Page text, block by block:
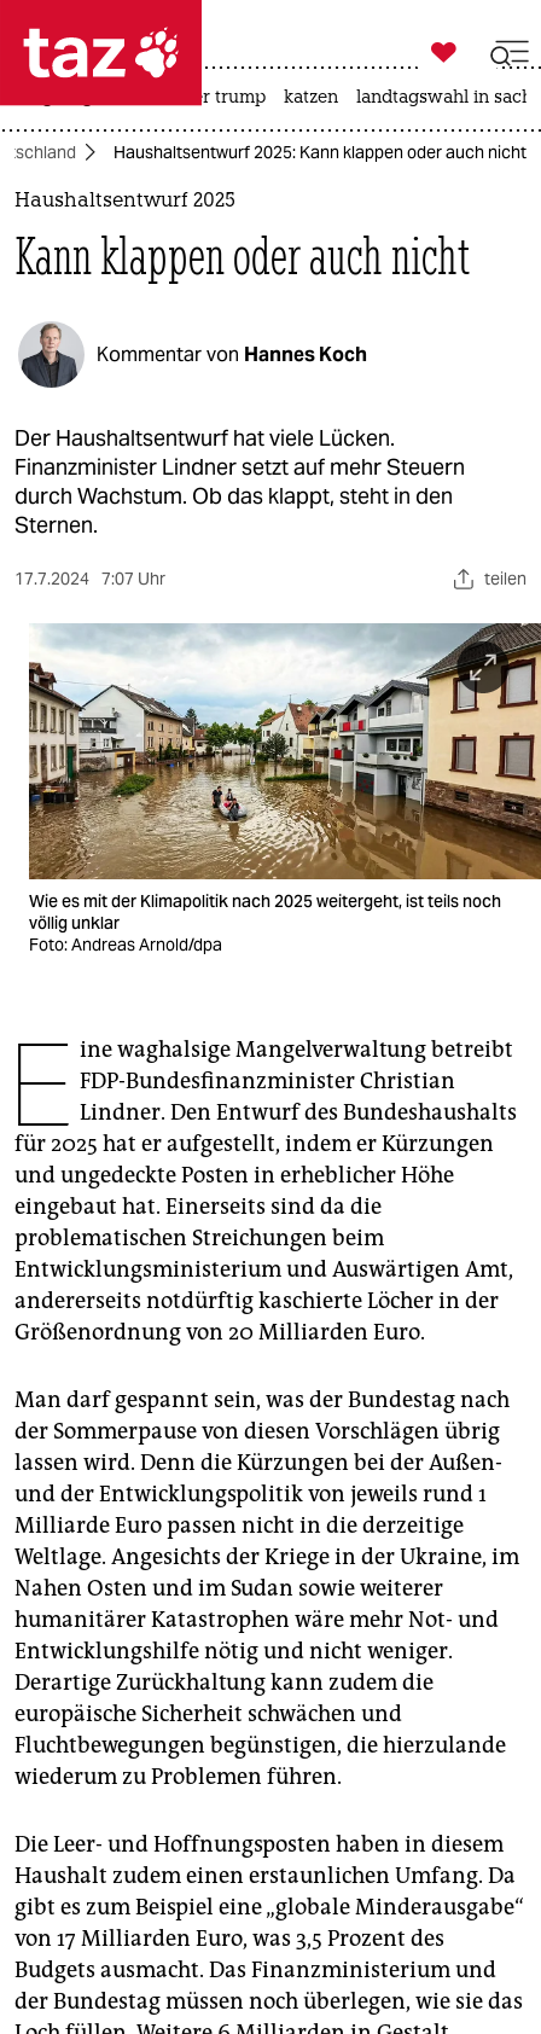
 taz zahl ich
taz zahl ich
politik
öko
gesellschaft
kultur
sport
wahrheit
verlag
verlag
veranstaltungen
shop
fragen & hilfe
unterstützen
genossenschaft
epaper login

taz zahl ich
usa unter trump katzen landtagswahl in
Haushaltsentwurf 2025: Kann klappen oder auch nicht
Haushaltsentwurf 2025
Kann klappen oder auch nicht
Kommentar von Hannes Koch
Der Haushaltsentwurf hat viele Lücken.
Finanzminister Lindner setzt auf mehr Steuern
durch Wachstum. Ob das klappt, steht in den
Sternen.
17.7.2024 7:07 Uhr teilen
Wie es mit der Klimapolitik nach 2025 weitergeht, ist teils noch
völlig unklar
Foto: Andreas Arnold/dpa
E ine waghalsige Mangelverwaltung betreibt
FDP-Bundesfinanzminister Christian
Lindner. Den Entwurf des Bundeshaushalts
für 2025 hat er aufgestellt, indem er Kürzungen
und ungedeckte Posten in erheblicher Höhe
eingebaut hat. Einerseits sind da die
problematischen Streichungen beim
Entwicklungsministerium und Auswärtigen Amt,
andererseits notdürftig kaschierte Löcher in der
Größenordnung von 20 Milliarden Euro.
Man darf gespannt sein, was der Bundestag nach
der Sommerpause von diesen Vorschlägen übrig
lassen wird. Denn die Kürzungen bei der Außen-
und der Entwicklungspolitik von jeweils rund 1
Milliarde Euro passen nicht in die derzeitige
Weltlage. Angesichts der Kriege in der Ukraine, im
Nahen Osten und im Sudan sowie weiterer
humanitärer Katastrophen wäre mehr Not- und
Entwicklungshilfe nötig und nicht weniger.
Derartige Zurückhaltung kann zudem die
europäische Sicherheit schwächen und
Fluchtbewegungen begünstigen, die hierzulande
wiederum zu Problemen führen.
Die Leer- und Hoffnungsposten haben in diesem
Haushalt zudem einen erstaunlichen Umfang. Da
gibt es zum Beispiel eine „globale Minderausgabe“
von 17 Milliarden Euro, was 3,5 Prozent des
Budgets ausmacht. Das Finanzministerium und
der Bundestag müssen noch überlegen, wie sie das